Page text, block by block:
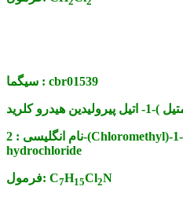
سیگما : cbr01539
نام انگلیسی : 2-(Chloromethyl)-1-ethylpyrrolidine
hydrochloride
فرمول: C7H15Cl2N